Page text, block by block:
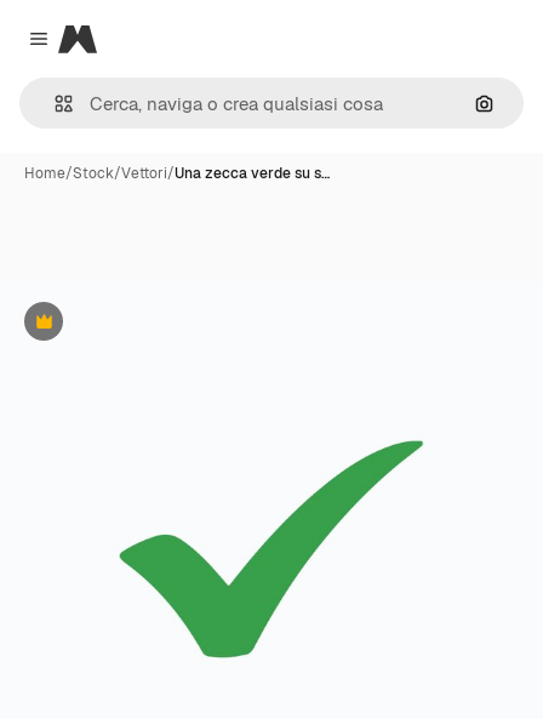
Close menu
Magnific
Cerca
Home/Stock/Vettori/Una zecca verde su s…
Premium